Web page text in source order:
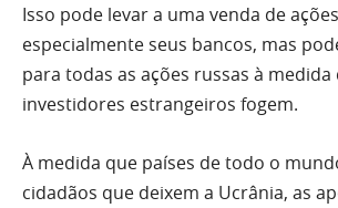
Isso pode levar a uma venda de
especialmente seus bancos, mas
para todas as ações russas à medida
investidores estrangeiros fogem.
À medida que países de todo o
cidadãos que deixem a Ucrânia, as